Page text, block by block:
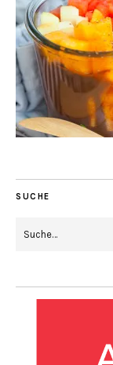
SUCHE